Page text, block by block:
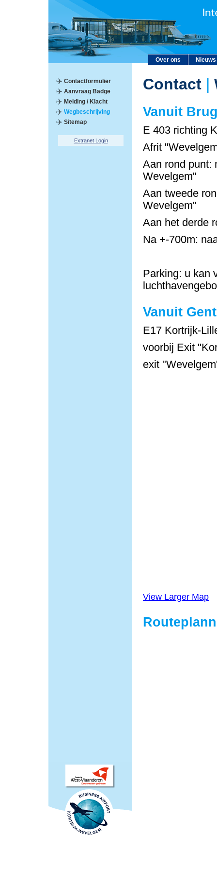
Over ons Nieuws
Contactformulier
Aanvraag Badge
Melding / Klacht
Wegbeschrijving
Sitemap
Extranet Login
Contact |
Vanuit
E 403 richting
Afrit
Aan rond punt:
Wevelgem"
Aan tweede
Wevelgem"
Aan het derde
Na +-700m:
Parking: u kan
Vanuit Gent
E17 Kortrijk-
voorbij Exit
exit
View Larger Map